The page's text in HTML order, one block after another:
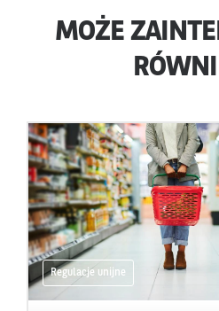
MOŻE
Regulacje unijne